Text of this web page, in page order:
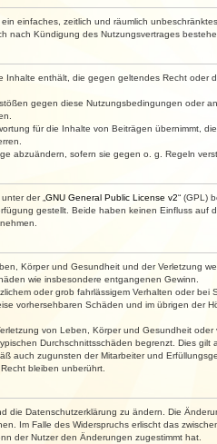
einfaches, zeitlich und räumlich
nach Kündigung des Nutzungsvertrages
Inhalte enthält, die gegen geltendes Recht
gegen diese Nutzungsbedingungen oder
für die Inhalte von Beiträgen übernimmt,
abzuändern, sofern sie gegen o. g. Regeln
der „ GNU General Public License v2“ (GPL)
gestellt. Beide haben keinen Einfluss
Körper und Gesundheit und der Verletzung
wie insbesondere entgangenen Gewinn.
oder grob fahrlässigem Verhalten oder
vorhersehbaren Schäden und im übrigen
von Leben, Körper und Gesundheit
Durchschnittsschäden begrenzt. Dies
auch zugunsten der Mitarbeiter und
bleiben unberührt.
Datenschutzerklärung zu ändern. Die
Im Falle des Widerspruchs erlischt das
der Nutzer den Änderungen zugestimmt hat.